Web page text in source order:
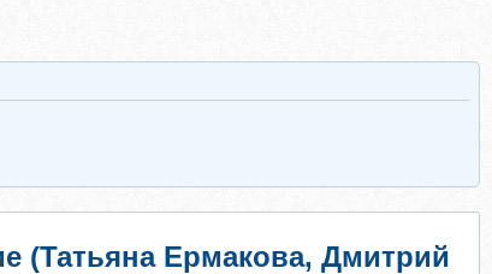
(Татьяна Ермакова, Дмитрий